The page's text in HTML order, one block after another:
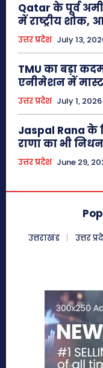
Qatar के पूर्व
में राष्ट्रीय शोक,
उत्तर प्रदेश July 13,
TMU का बड़ा
एनीमेशन में मास्टर
उत्तर प्रदेश July 1, 2026
Jaspal Rana के
राणा का भी
उत्तर प्रदेश June 29,
उत्तराखंड उत्तर